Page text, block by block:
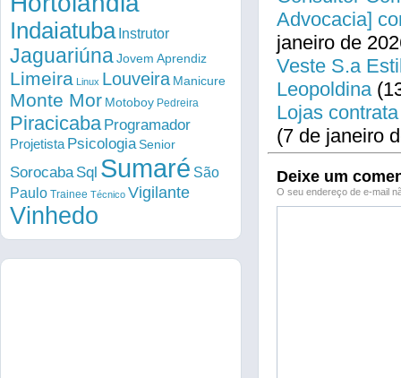
Advocacia]
janeiro de
Veste S.a
Leopoldina
Lojas
(7 de janeiro
Deixe um
O seu endereço de e-mail
Indaiatuba Instrutor
Jaguariúna Jovem Aprendiz
Limeira Linux Louveira Manicure
Monte Mor Motoboy Pedreira
Piracicaba Programador
Projetista PsicologiaSenior
Sorocaba Sql Sumaré São
Paulo Trainee Técnico Vigilante
Vinhedo